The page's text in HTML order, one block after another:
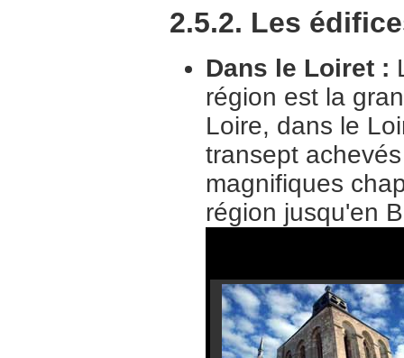
2.5.2. Les
Dans le Loiret :
région est la
Loire, dans le
transept
magnifiques
région jusqu'en